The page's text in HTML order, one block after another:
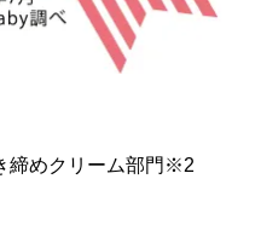
締めクリーム部門※2